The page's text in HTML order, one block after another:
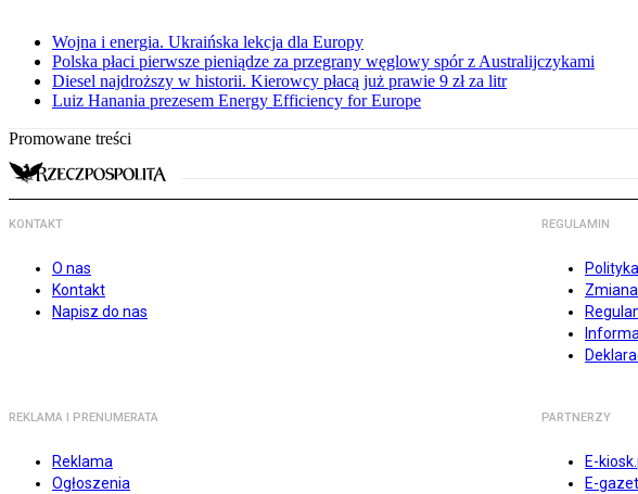
Wojna i energia. Ukraińska lekcja dla Europy
Polska płaci pierwsze pieniądze za przegrany węglowy spór z Australijczykami
Diesel najdroższy w historii. Kierowcy płacą już prawie 9 zł za litr
Luiz Hanania prezesem Energy Efficiency for Europe
Promowane treści
KONTAKT
O nas
Kontakt
Napisz do nas
REGULAMIN
REKLAMA I PRENUMERATA
Reklama
Ogłoszenia
PARTNERZY
E-
E-